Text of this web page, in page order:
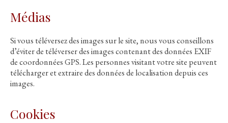
Médias
Si vous téléversez des images sur le site, nous vous conseillons
d’éviter de téléverser des images contenant des données EXIF
de coordonnées GPS. Les personnes visitant votre site peuvent
télécharger et extraire des données de localisation depuis ces
images.
Cookies